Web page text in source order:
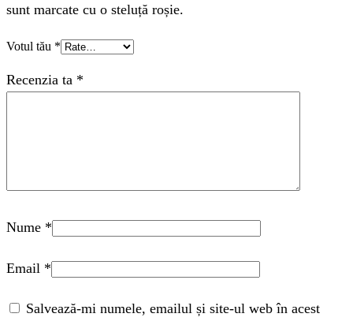
sunt marcate cu o steluță roșie.
Votul tău *
Recenzia ta *
Nume *
Email *
Salvează-mi numele, emailul și site-ul web în acest